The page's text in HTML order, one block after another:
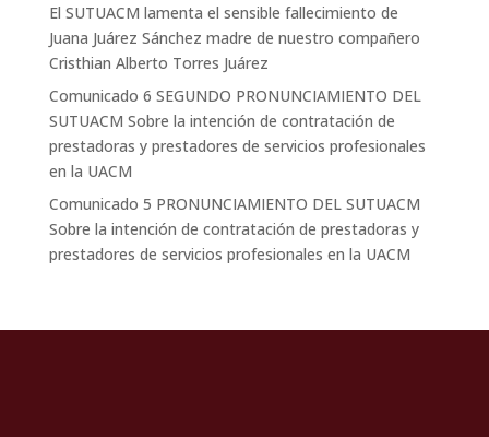
El SUTUACM lamenta el sensible fallecimiento de
Juana Juárez Sánchez madre de nuestro compañero
Cristhian Alberto Torres Juárez
Comunicado 6 SEGUNDO PRONUNCIAMIENTO DEL
SUTUACM Sobre la intención de contratación de
prestadoras y prestadores de servicios profesionales
en la UACM
Comunicado 5 PRONUNCIAMIENTO DEL SUTUACM
Sobre la intención de contratación de prestadoras y
prestadores de servicios profesionales en la UACM